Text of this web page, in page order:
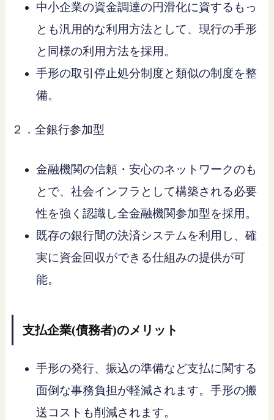
中小企業の資金調達の円滑化に資するもっ
とも汎用的な利用方法として、現行の手形
と同様の利用方法を採用。
手形の取引停止処分制度と類似の制度を整
備。
２．全銀行参加型
金融機関の信頼・安心のネットワークのも
とで、社会インフラとして構築される必要
性を強く認識し全金融機関参加型を採用。
既存の銀行間の決済システムを利用し、確
実に資金回収ができる仕組みの提供が可
能。
支払企業(債務者)のメリット
手形の発行、振込の準備など支払に関する
面倒な事務負担が軽減されます。手形の搬
送コストも削減されます。